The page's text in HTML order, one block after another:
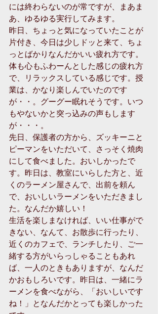
には終わらないのが常ですが、まあま
あ、ゆるゆる実行してみます。
昨日、ちょっと気になっていたことが
片付き、今日は少しドッと来て、ちょ
っとばかりなんだかいい疲れ方です。
体も心もふわーんとした感じの疲れ方
で、リラックスしている感じです。授
業は、かなり楽しんでいたのです
が・・。グーグー眠れそうです。いつ
もやないかと突っ込みの声もします
が・・・。
先日、保護者の方から、ズッキーニと
ピーマンをいただいて、さっそく焼肉
にして食べました。おいしかったで
す。昨日は、教室にいらした方と、近
くのラーメン屋さんで、出前を頼ん
で、おいしいラーメンをいただきまし
た。なんだか嬉しい！
生活を楽しまなければ、いい仕事がで
きない、なんて、お散歩に行ったり、
近くのカフェで、ランチしたり、ご一
緒する方がいらっしゃることもあれ
ば、一人のときもありますが、なんだ
かおもしろいです。昨日は、一緒にラ
ーメンを食べながら、「おいしいです
ね！」となんだかとっても楽しかった